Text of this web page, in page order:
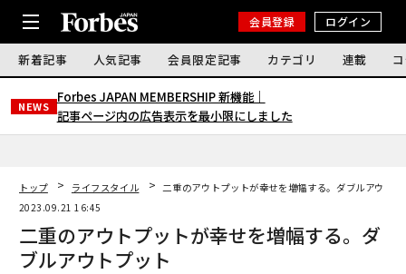
会員登録 ログイン
新着記事 人気記事 会員限定記事 カテゴリ 連載
NEWS
Forbes JAPAN MEMBERSHIP 新機能｜
記事ページ内の広告表示を最小限にしました
トップ ライフスタイル
二重のアウトプットが幸せを増幅する。ダブルアウトプ
2023.09.21 16:45
二重のアウトプットが幸せを増幅する。ダ
ブルアウトプット